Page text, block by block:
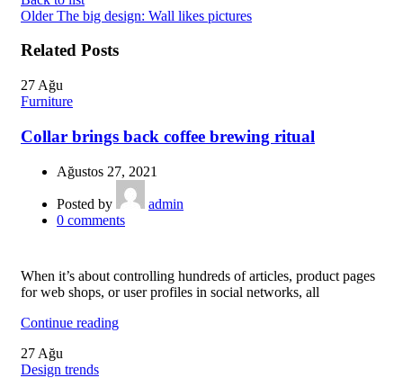
Older The big design: Wall likes pictures
Related Posts
27 Ağu
Furniture
Collar brings back coffee brewing ritual
Ağustos 27, 2021
Posted by
admin
0 comments
When it’s about controlling hundreds of articles, product pages
for web shops, or user profiles in social networks, all
Continue reading
27 Ağu
Design trends